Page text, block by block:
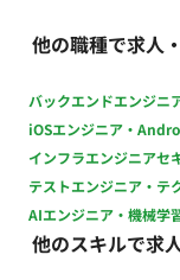
します。 担当工程： 要件定義・設計・実装・テスト・保守運用
【チーム体制】 ・募集人数：1名
LlamaIndex DB：Qdrant,
日 ・ リモート稼働：一部リモー
討中の方へ 栃木県
よび宿泊費用をカ
ス20万円を支給し
からのご応募も心
他の職種で求人
バックエンドエンジニ
iOSエンジニア・
インフラエンジニアセ
テストエンジニア・テ
AIエンジニア・機械学
他のスキルで求